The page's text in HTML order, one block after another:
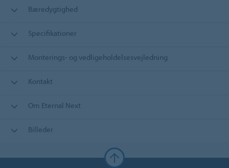
Bæredygtighed
Specifikationer
Monterings- og vedligeholdelsesvejledning
Kontakt
Om Eternal Next
Billeder